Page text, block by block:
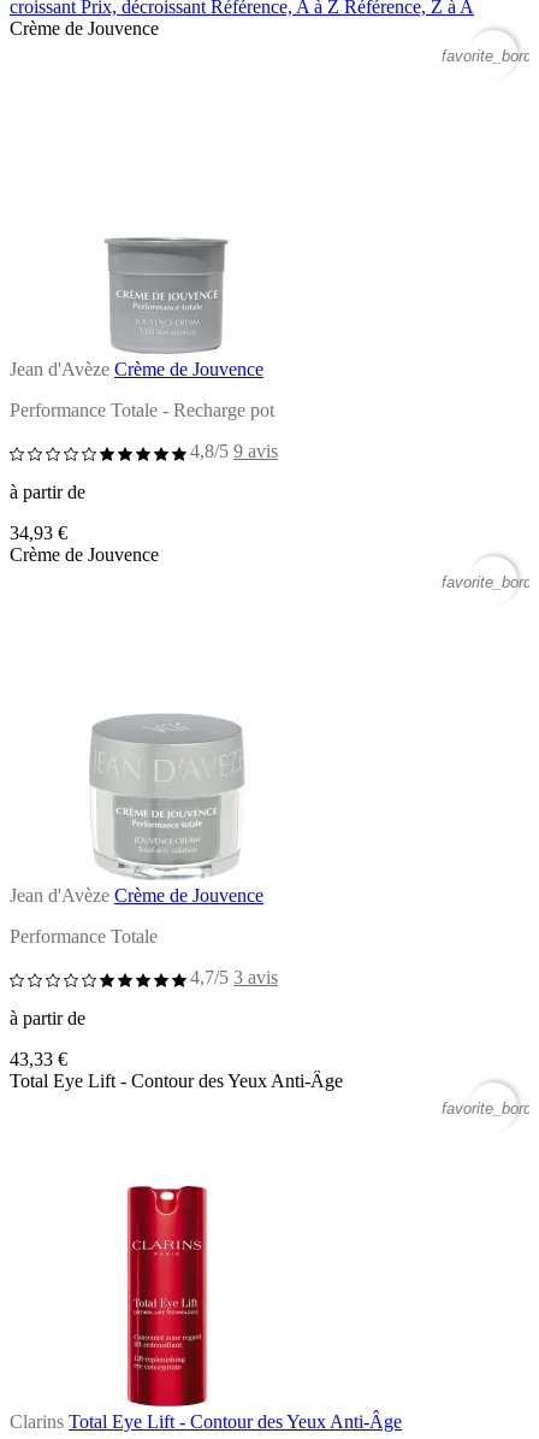
croissant Prix, décroissant Référence, A à Z Référence, Z à A
Crème de Jouvence
Jean d'Avèze Crème de Jouvence
Performance Totale - Recharge pot
4,8/5 9 avis
à partir de
34,93 €
Crème de Jouvence
Jean d'Avèze Crème de Jouvence
Performance Totale
4,7/5 3 avis
à partir de
43,33 €
Total Eye Lift - Contour des Yeux Anti-Âge
Clarins Total Eye Lift - Contour des Yeux Anti-Âge